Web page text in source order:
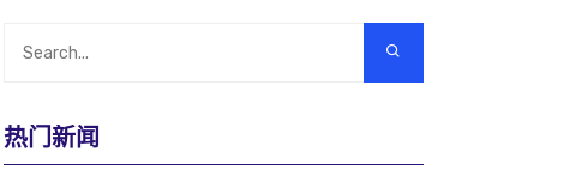
热门新闻